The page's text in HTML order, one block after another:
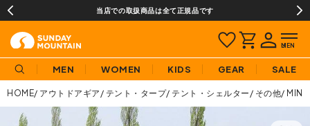
当店での取扱商品は全て正規品です
MEN WOMEN KIDS GEAR SALE
HOME アウトドアギア テント・タープ テント・シェルター その他